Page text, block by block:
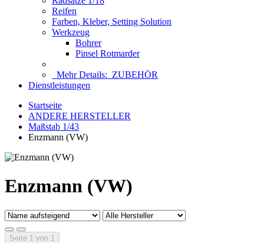
Reifen
Farben, Kleber, Setting Solution
Werkzeug
Bohrer
Pinsel Rotmarder
Mehr Details: ZUBEHÖR
Dienstleistungen
Startseite
ANDERE HERSTELLER
Maßstab 1/43
Enzmann (VW)
Enzmann (VW)
Seite 1 von 1